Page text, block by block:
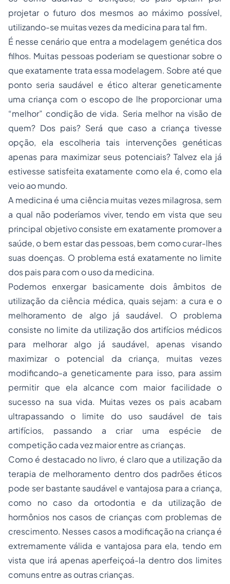
projetar o futuro dos mesmos ao máximo possível,
utilizando-se muitas vezes da medicina para tal fim.
É nesse cenário que entra a modelagem genética dos
filhos. Muitas pessoas poderiam se questionar sobre o
que exatamente trata essa modelagem. Sobre até que
ponto seria saudável e ético alterar geneticamente
uma criança com o escopo de lhe proporcionar uma
“melhor” condição de vida. Seria melhor na visão de
quem? Dos pais? Será que caso a criança tivesse
opção, ela escolheria tais intervenções genéticas
apenas para maximizar seus potenciais? Talvez ela já
estivesse satisfeita exatamente como ela é, como ela
veio ao mundo.
A medicina é uma ciência muitas vezes milagrosa, sem
a qual não poderíamos viver, tendo em vista que seu
principal objetivo consiste em exatamente promover a
saúde, o bem estar das pessoas, bem como curar-lhes
suas doenças. O problema está exatamente no limite
dos pais para com o uso da medicina.
Podemos enxergar basicamente dois âmbitos de
utilização da ciência médica, quais sejam: a cura e o
melhoramento de algo já saudável. O problema
consiste no limite da utilização dos artifícios médicos
para melhorar algo já saudável, apenas visando
maximizar o potencial da criança, muitas vezes
modificando-a geneticamente para isso, para assim
permitir que ela alcance com maior facilidade o
sucesso na sua vida. Muitas vezes os pais acabam
ultrapassando o limite do uso saudável de tais
artifícios, passando a criar uma espécie de
competição cada vez maior entre as crianças.
Como é destacado no livro, é claro que a utilização da
terapia de melhoramento dentro dos padrões éticos
pode ser bastante saudável e vantajosa para a criança,
como no caso da ortodontia e da utilização de
hormônios nos casos de crianças com problemas de
crescimento. Nesses casos a modificação na criança é
extremamente válida e vantajosa para ela, tendo em
vista que irá apenas aperfeiçoá-la dentro dos limites
comuns entre as outras crianças.